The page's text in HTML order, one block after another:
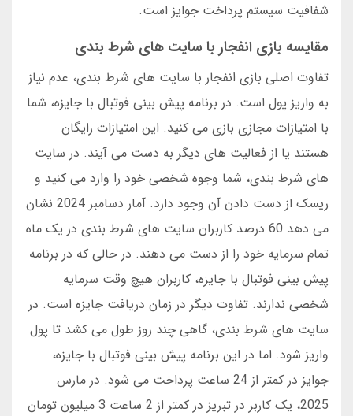
شفافیت سیستم پرداخت جوایز است.
مقایسه بازی انفجار با سایت های شرط بندی
تفاوت اصلی بازی انفجار با سایت های شرط بندی، عدم نیاز
به واریز پول است. در برنامه پیش بینی فوتبال با جایزه، شما
با امتیازات مجازی بازی می کنید. این امتیازات رایگان
هستند یا از فعالیت های دیگر به دست می آیند. در سایت
های شرط بندی، شما وجوه شخصی خود را وارد می کنید و
ریسک از دست دادن آن وجود دارد. آمار دسامبر 2024 نشان
می دهد 60 درصد کاربران سایت های شرط بندی در یک ماه
تمام سرمایه خود را از دست می دهند. در حالی که در برنامه
پیش بینی فوتبال با جایزه، کاربران هیچ وقت سرمایه
شخصی ندارند. تفاوت دیگر در زمان دریافت جایزه است. در
سایت های شرط بندی، گاهی چند روز طول می کشد تا پول
واریز شود. اما در این برنامه پیش بینی فوتبال با جایزه،
جوایز در کمتر از 24 ساعت پرداخت می شود. در مارس
2025، یک کاربر در تبریز در کمتر از 2 ساعت 3 میلیون تومان